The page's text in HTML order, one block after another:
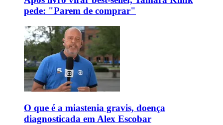
pede: "Parem de comprar"
O que é a miastenia gravis, doença
diagnosticada em Alex Escobar